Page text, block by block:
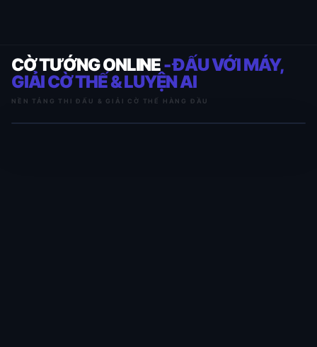
CỜ TƯỚNG ONLINE- ĐẤU VỚI MÁY,
GIẢI CỜ THẾ & LUYỆN AI
NỀN TẢNG THI ĐẤU & GIẢI CỜ THẾ HÀNG ĐẦU